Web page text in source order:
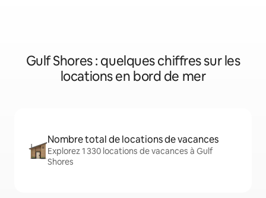
Gulf Shores : quelques chiffres sur les
locations en bord de mer
Nombre total de locations de vacances
Explorez 1 330 locations de vacances à Gulf
Shores